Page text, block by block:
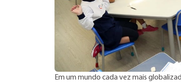
Em um mundo cada vez mais